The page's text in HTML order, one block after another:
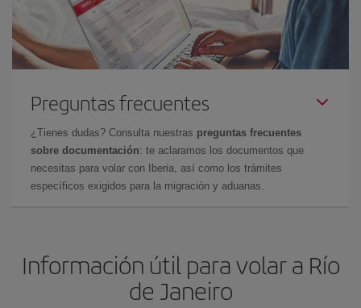
Preguntas frecuentes
¿Tienes dudas? Consulta nuestras preguntas frecuentes
sobre documentación: te aclaramos los documentos que
necesitas para volar con Iberia, así como los trámites
específicos exigidos para la migración y aduanas.
Información útil para volar a Río
de Janeiro